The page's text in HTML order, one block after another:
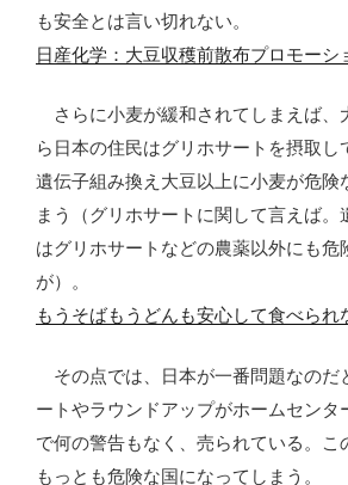
も安全とは言い切れない。
日産化学：大豆収穫前散布プロモーシ
さらに小麦が緩和されてしまえば、
ら日本の住民はグリホサートを摂取し
遺伝子組み換え大豆以上に小麦が危険
まう（グリホサートに関して言えば。
はグリホサートなどの農薬以外にも危
が）。
もうそばもうどんも安心して食べられ
その点では、日本が一番問題なのだ
ートやラウンドアップがホームセンタ
で何の警告もなく、売られている。こ
もっとも危険な国になってしまう。